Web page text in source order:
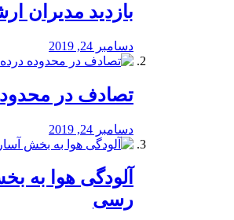
بازدید مدیران
دسامبر 24, 2019
تصادف در
دسامبر 24, 2019
آلودگی هوا به
رسی